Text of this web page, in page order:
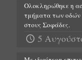
Ολοκληρώθηκε η
τμήματα των οδών
στους Σοφάδες.
5